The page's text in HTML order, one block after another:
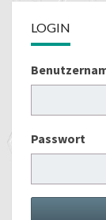
LOGIN
Passwort